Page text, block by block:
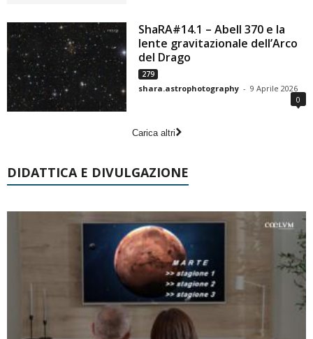
ShaRA#14.1 – Abell 370 e la
lente gravitazionale dell’Arco
del Drago
279
shara.astrophotography - 9 Aprile 2026
0
Carica altri
DIDATTICA E DIVULGAZIONE